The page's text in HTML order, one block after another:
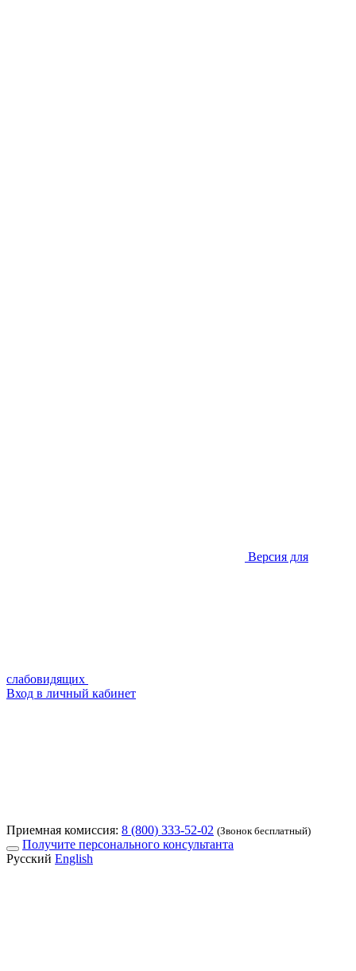
Версия для
слабовидящих
Вход в личный кабинет
Приемная комиссия: 8 (800) 333-52-02 (Звонок бесплатный)
Получите персонального консультанта
Русский English